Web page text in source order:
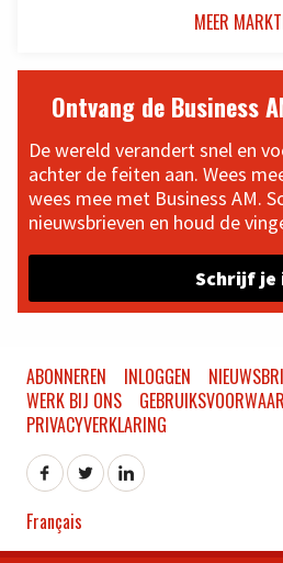
MEER
Ontvang de Business
De wereld verandert snel en
achter de feiten aan. Wees
wees mee met Business AM.
nieuwsbrieven en houd de
Schrijf je
ABONNEREN INLOGGEN
WERK BIJ ONS
PRIVACYVERKLARING
Français